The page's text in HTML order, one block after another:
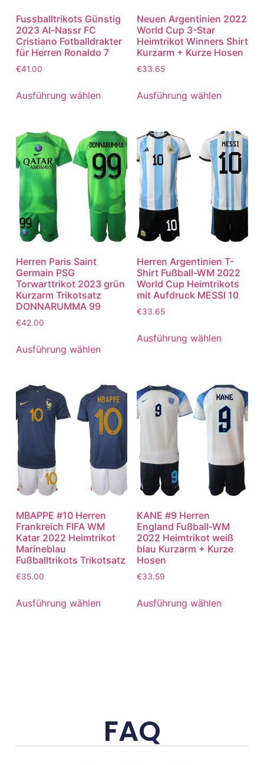
Fussballtrikots Günstig
2023 Al-Nassr FC
Cristiano Fotballdrakter
für Herren Ronaldo 7
€41.00
Ausführung wählen
Neuen Argentinien 2022
World Cup 3-Star
Heimtrikot Winners Shirt
Kurzarm + Kurze Hosen
€33.65
Ausführung wählen
Herren Paris Saint
Germain PSG
Torwarttrikot 2023 grün
Kurzarm Trikotsatz
DONNARUMMA 99
€42.00
Ausführung wählen
Herren Argentinien T-
Shirt Fußball-WM 2022
World Cup Heimtrikots
mit Aufdruck MESSI 10
€33.65
Ausführung wählen
MBAPPE #10 Herren
Frankreich FIFA WM
Katar 2022 Heimtrikot
Marineblau
Fußballtrikots Trikotsatz
€35.00
Ausführung wählen
KANE #9 Herren
England Fußball-WM
2022 Heimtrikot weiß
blau Kurzarm + Kurze
Hosen
€33.59
Ausführung wählen
FAQ